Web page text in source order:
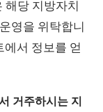
해당 지방자치
영을 위탁합니
서 정보를 얻
거주하시는 지